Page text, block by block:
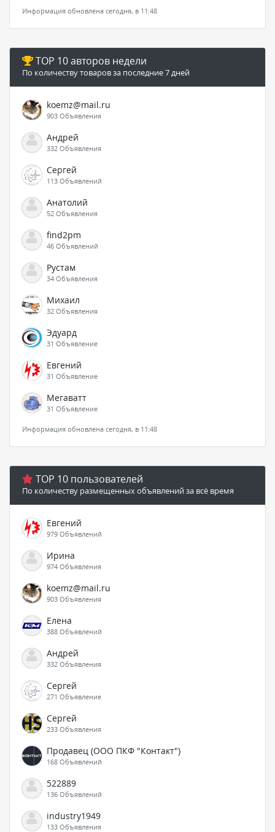
Информация обновлена сегодня, в 11:48
TOP 10 авторов недели
По количеству товаров за последние 7 дней
koemz@mail.ru
903 Объявления
Андрей
332 Объявления
Сергей
113 Объявлений
Анатолий
52 Объявления
find2pm
46 Объявлений
Рустам
34 Объявления
Михаил
32 Объявления
Эдуард
31 Объявление
Евгений
31 Объявление
Мегаватт
31 Объявление
Информация обновлена сегодня, в 11:48
TOP 10 пользователей
По количеству размещенных объявлений за всё время
Евгений
979 Объявлений
Ирина
974 Объявления
koemz@mail.ru
903 Объявления
Елена
388 Объявлений
Андрей
332 Объявления
Сергей
271 Объявление
Сергей
233 Объявления
Продавец (ООО ПКФ "Контакт")
168 Объявлений
522889
136 Объявлений
industry1949
133 Объявления